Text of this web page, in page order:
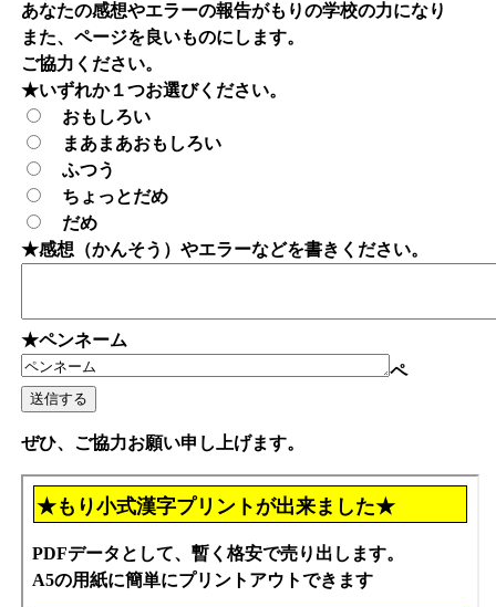
あなたの感想やエラーの報告がもりの学校の力になり
また、ページを良いものにします。
ご協力ください。
★いずれか１つお選びください。
おもしろい
まあまあおもしろい
ふつう
ちょっとだめ
だめ
★感想（かんそう）やエラーなどを書きください。
★ペンネーム
ペ
ぜひ、ご協力お願い申し上げます。